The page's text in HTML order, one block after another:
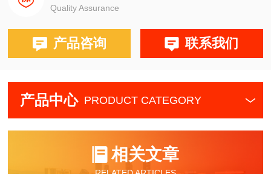
Quality Assurance
产品咨询 联系我们
产品中心 PRODUCT CATEGORY
相关文章